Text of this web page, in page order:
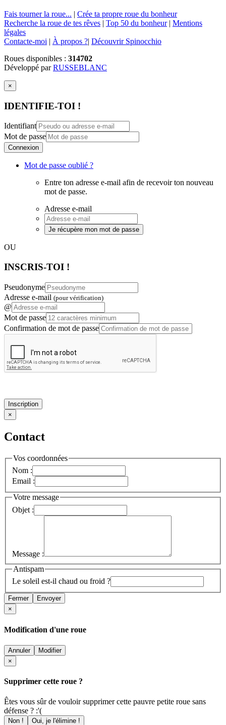
Fais tourner la roue... | Crée ta propre roue du bonheur
Recherche la roue de tes rêves | Top 50 du bonheur| Mentions
légales
Contacte-moi | À propos ?| Découvrir Spinocchio
Roues disponibles : 314702
Développé parRUSSEBLANC
×
IDENTIFIE-TOI !
Identifiant
Mot de passe
Connexion
Mot de passe oublié ?
Entre ton adresse e-mail afin de recevoir ton nouveau
mot de passe.
Adresse e-mail
Je récupère mon mot de passe
OU
INSCRIS-TOI !
Pseudonyme
Adresse e-mail (pour vérification)
@
Mot de passe
Confirmation de mot de passe
Inscription
×
Contact
Vos coordonnées
Nom :
Email :
Votre message
Objet :
Message :
Antispam
Le soleil est-il chaud ou froid ?
Fermer
Envoyer
×
Modification d'une roue
Annuler
Modifier
×
Supprimer cette roue ?
Êtes vous sûr de vouloir supprimer cette pauvre petite roue sans
défense ? :'(
Non ! Oui, je l'élimine !